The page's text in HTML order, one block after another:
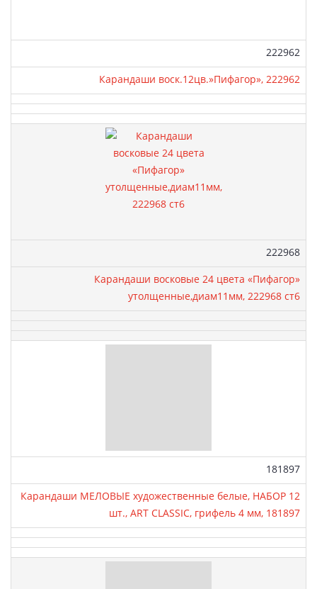
Артикул:
222962
Карандаши воск.12цв.»Пифагор», 222962
Артикул:
222968
Карандаши восковые 24 цвета «Пифагор»
утолщенные,диам11мм, 222968 ст6
Артикул:
181897
Карандаши МЕЛОВЫЕ художественные белые, НАБОР 12
шт., ART CLASSIC, грифель 4 мм, 181897